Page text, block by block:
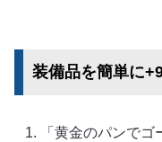
装備品を簡単に
「黄金のパンで